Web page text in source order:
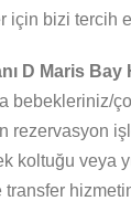
için bizi tercih
D Maris Bay
bebekleriniz/
rezervasyon
koltuğu veya
transfer